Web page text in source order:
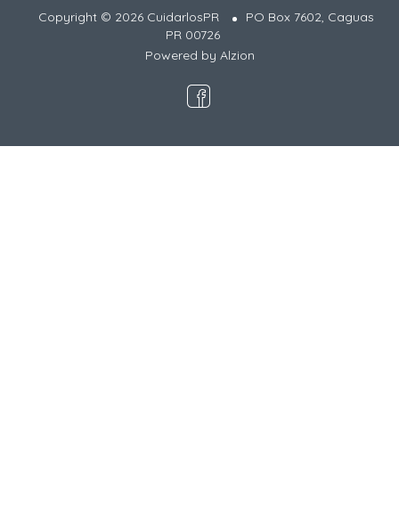
Copyright © 2026 CuidarlosPR
PO Box 7602, Caguas
PR 00726
Powered by Alzion